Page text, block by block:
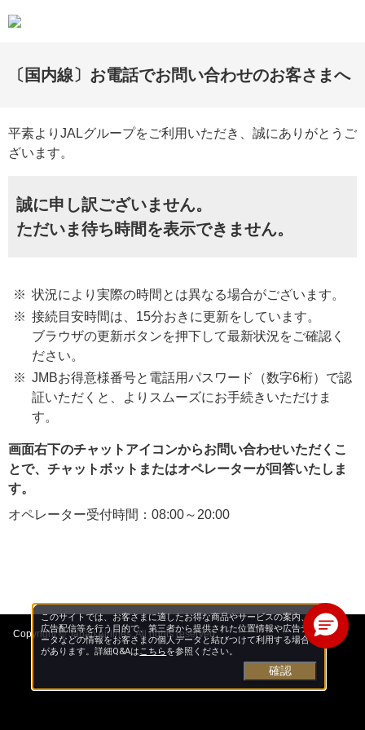
〔国内線〕お電話でお問い合わせのお客さまへ
平素よりJALグループをご利用いただき、誠にありがとうご
ざいます。
誠に申し訳ございません。
ただいま待ち時間を表示できません。
状況により実際の時間とは異なる場合がございます。
接続目安時間は、15分おきに更新をしています。
ブラウザの更新ボタンを押下して最新状況をご確認く
ださい。
JMBお得意様番号と電話用パスワード（数字6桁）で認
証いただくと、よりスムーズにお手続きいただけま
す。
画面右下のチャットアイコンからお問い合わせいただくこ
とで、チャットボットまたはオペレーターが回答いたしま
す。
オペレーター受付時間：08:00～20:00
Copyright © Japan Airlines. All rights reserved.
このサイトでは、お客さまに適したお得な商品やサービスの案内、
広告配信等を行う目的で、第三者から提供された位置情報や広告デ
ータなどの情報をお客さまの個人データと結びつけて利用する場合
があります。詳細Q&Aはこちらを参照ください。
確認